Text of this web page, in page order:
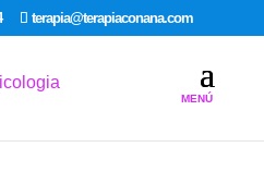
terapia@terapiaconana.com